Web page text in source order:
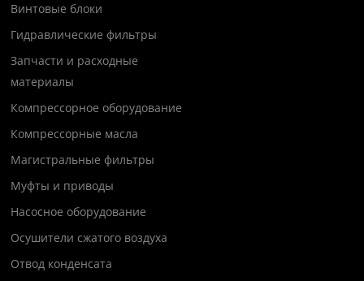
Винтовые блоки
Гидравлические фильтры
Запчасти и расходные
материалы
Компрессорное оборудование
Компрессорные масла
Магистральные фильтры
Муфты и приводы
Насосное оборудование
Осушители сжатого воздуха
Отвод конденсата